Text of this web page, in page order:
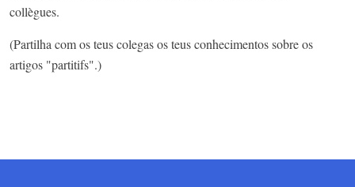
collègues.
(Partilha com os teus colegas os teus conhecimentos sobre os
artigos "partitifs".)